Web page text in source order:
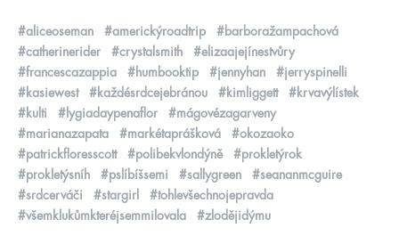
#aliceoseman #americkýroadtrip
#barboražampachová
#catherinerider
#crystalsmith
#elizaajejínestvůry
#francescazappia
#humbooktip #jennyhan
#jerryspinelli
#kasiewest
#každésrdcejebránou #kimliggett
#krvavýlístek
#kulti
#lygiadaypenaflor
#mágovézagarveny
#marianazapata
#markétaprášková
#okozaoko
#patrickfloresscott
#polibekvlondýně
#prokletýrok
#prokletýsníh
#pslíbíšsemi #sallygreen
#seananmcguire
#srdcerváči
#stargirl
#tohlevšechnojepravda
#všemklukůmkteréjsemmilovala
#zlodějidýmu